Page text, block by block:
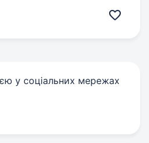
у соціальних мережах
link